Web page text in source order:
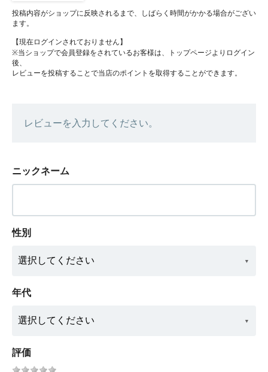
投稿内容がショップに反映されるまで、しばらく時間がかかる場合がござい
ます。
【現在ログインされておりません】
※当ショップで会員登録をされているお客様は、トップページよりログイン
後、
レビューを投稿することで当店のポイントを取得することができます。
レビューを入力してください。
ニックネーム
性別
年代
評価